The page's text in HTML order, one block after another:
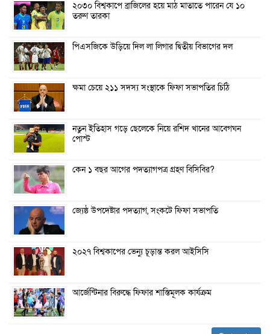
২০৩০ বিশ্বকাপে ব্রাজিলের হয়ে মাঠ মাতাতে পারেন যে ১০
তরুণ তারকা
পিএসজিকে উড়িয়ে দিল লা লিগার দ্বিতীয় বিভাগের দল
ক্ষমা চেয়ে ২১১ সদস্য সংস্থাকে ফিফা সভাপতির চিঠি
নতুন ইতিহাস গড়ে ছেলেকে নিয়ে রশিদ খানের আবেগঘন
পোস্ট
কেন ১ বছর আগের পদত্যাগপত্র গ্রহণ বিসিবির?
জ্যেষ্ঠ উপদেষ্টার পদত্যাগ, সংকটে ফিফা সভাপতি
২০২৭ বিশ্বকাপের ভেন্যু চূড়ান্ত করল আইসিসি
আর্জেন্টিনার বিরুদ্ধে ফিফার শাস্তিমূলক কার্যক্রম